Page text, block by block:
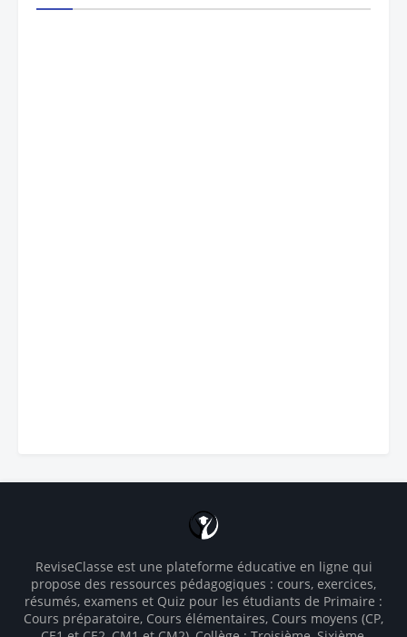
ReviseClasse est une plateforme éducative en ligne qui
propose des ressources pédagogiques : cours, exercices,
résumés, examens et Quiz pour les étudiants de Primaire :
Cours préparatoire, Cours élémentaires, Cours moyens (CP,